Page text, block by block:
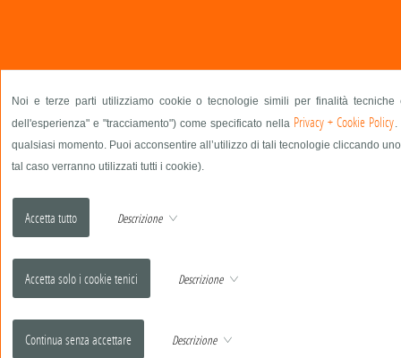
Noi e terze parti utilizziamo cookie o tecnologie simili per finalità
dell'esperienza" e "tracciamento") come specificato nella Privacy + Cookie Policy.
qualsiasi momento. Puoi acconsentire all’utilizzo di tali tecnologie cliccando
tal caso verranno utilizzati tutti i cookie).
Descrizione
Descrizione
Descrizione